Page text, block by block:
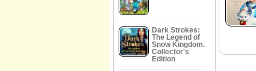
Dark Strokes:
The Legend of
Snow Kingdom.
Collector's
Edition